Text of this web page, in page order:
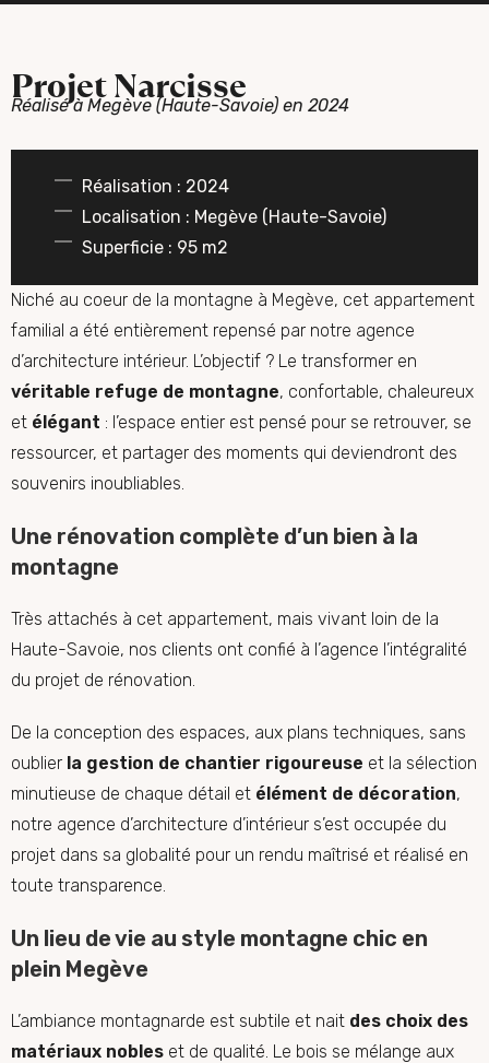
Projet Narcisse
Réalisé à Megève (Haute-Savoie) en 2024
Réalisation : 2024
Localisation : Megève (Haute-Savoie)
Superficie : 95 m2
Niché au coeur de la montagne à Megève, cet appartement
familial a été entièrement repensé par notre agence
d’architecture intérieur. L’objectif ? Le transformer en
véritable refuge de montagne, confortable, chaleureux
et élégant : l’espace entier est pensé pour se retrouver, se
ressourcer, et partager des moments qui deviendront des
souvenirs inoubliables.
Une rénovation complète d’un bien à la
montagne
Très attachés à cet appartement, mais vivant loin de la
Haute-Savoie, nos clients ont confié à l’agence l’intégralité
du projet de rénovation.
De la conception des espaces, aux plans techniques, sans
oublier la gestion de chantier rigoureuse et la sélection
minutieuse de chaque détail et élément de décoration,
notre agence d’architecture d’intérieur s’est occupée du
projet dans sa globalité pour un rendu maîtrisé et réalisé en
toute transparence.
Un lieu de vie au style montagne chic en
plein Megève
L’ambiance montagnarde est subtile et nait des choix des
matériaux nobles et de qualité. Le bois se mélange aux